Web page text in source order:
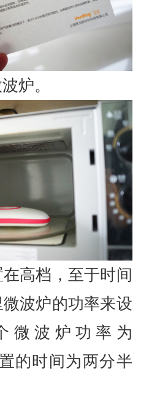
炉。
高档，至于时间
波炉的功率来设
微波炉功率为
的时间为两分半